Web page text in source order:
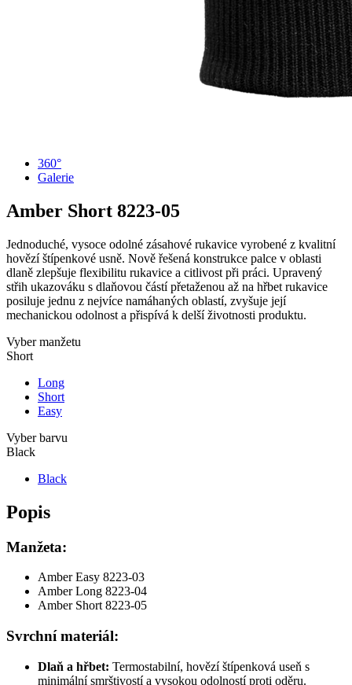
360°
Galerie
Amber Short 8223-05
Jednoduché, vysoce odolné zásahové rukavice vyrobené z kvalitní
hovězí štípenkové usně. Nově řešená konstrukce palce v oblasti
dlaně zlepšuje flexibilitu rukavice a citlivost při práci. Upravený
střih ukazováku s dlaňovou částí přetaženou až na hřbet rukavice
posiluje jednu z nejvíce namáhaných oblastí, zvyšuje její
mechanickou odolnost a přispívá k delší životnosti produktu.
Vyber manžetu
Short
Long
Short
Easy
Vyber barvu
Black
Black
Popis
Manžeta:
Amber Easy 8223-03
Amber Long 8223-04
Amber Short 8223-05
Svrchní materiál:
Dlaň a hřbet: Termostabilní, hovězí štípenková useň s
minimální smrštivostí a vysokou odolností proti oděru.